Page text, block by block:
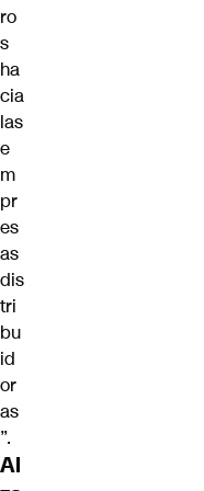
ro
s
ha
cia
las
e
m
pr
es
as
dis
tri
bu
id
or
as
”.
Al